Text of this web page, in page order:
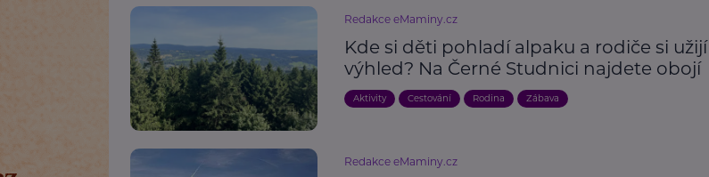
Redakce eMaminy.cz
Kde si děti pohladí alpaku a rodiče si užijí
výhled? Na Černé Studnici najdete obojí
Aktivity Cestování Rodina Zábava
Redakce eMaminy.cz